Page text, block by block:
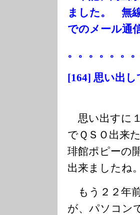
ました。 無
でのメール通
。。。。。。
[164] 思い出し
思い出すに
でＱＳＯ出来
琲館ポピーの
出来ましたね。
もう２２年
が、パソコン